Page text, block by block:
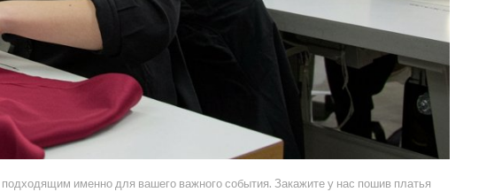
именно для вашего важного события. Закажите у нас пошив платья